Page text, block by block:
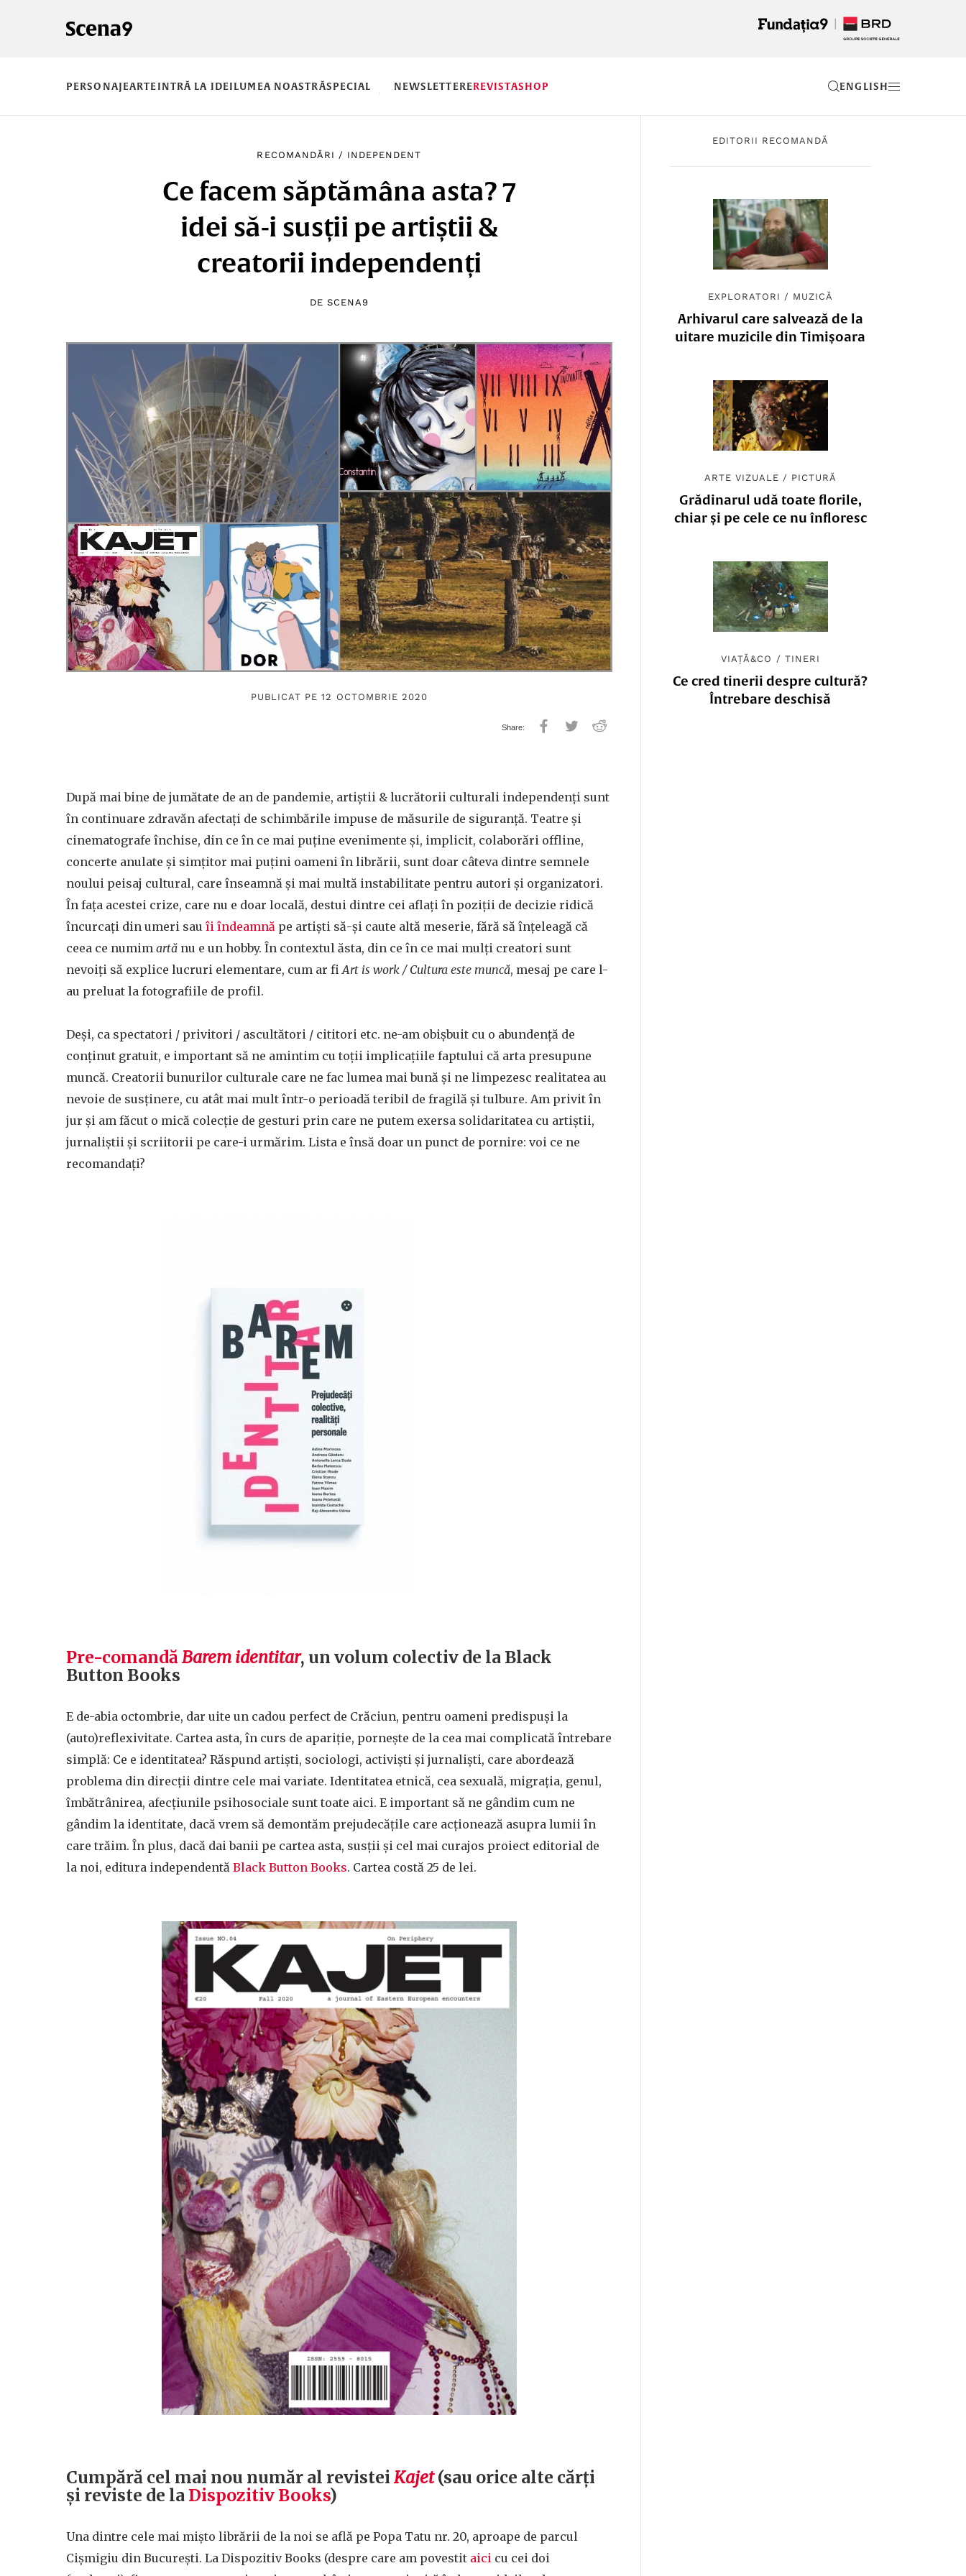
PERSONAJEARTEINTRĂ LA IDEILUMEA NOASTRĂSPECIAL NEWSLETTEREREVISTASHOP EN
RECOMANDĂRI / INDEPENDENT
Ce facem săptămâna asta? 7
idei să-i susții pe artiștii &
creatorii independenți
DE SCENA9
PUBLICAT PE 12 OCTOMBRIE 2020
După mai bine de jumătate de an de pandemie, artiștii & lucrătorii culturali independenți sunt
în continuare zdravăn afectați de schimbările impuse de măsurile de siguranță. Teatre și
cinematografe închise, din ce în ce mai puține evenimente și, implicit, colaborări offline,
concerte anulate și simțitor mai puțini oameni în librării, sunt doar câteva dintre semnele
noului peisaj cultural, care înseamnă și mai multă instabilitate pentru autori și organizatori.
În fața acestei crize, care nu e doar locală, destui dintre cei aflați în poziții de decizie ridică
încurcați din umeri sau îi îndeamnă pe artiști să-și caute altă meserie, fără să înțeleagă că
ceea ce numim artă nu e un hobby. În contextul ăsta, din ce în ce mai mulți creatori sunt
nevoiți să explice lucruri elementare, cum ar fi Art is work / Cultura este muncă, mesaj pe care l-
au preluat la fotografiile de profil.
Deși, ca spectatori / privitori / ascultători / cititori etc. ne-am obișbuit cu o abundență de
conținut gratuit, e important să ne amintim cu toții implicațiile faptului că arta presupune
muncă. Creatorii bunurilor culturale care ne fac lumea mai bună și ne limpezesc realitatea au
nevoie de susținere, cu atât mai mult într-o perioadă teribil de fragilă și tulbure. Am privit în
jur și am făcut o mică colecție de gesturi prin care ne putem exersa solidaritatea cu artiștii,
jurnaliștii și scriitorii pe care-i urmărim. Lista e însă doar un punct de pornire: voi ce ne
recomandați?
Pre-comandăBarem identitar, un volum colectiv de la Black
Button Books
E de-abia octombrie, dar uite un cadou perfect de Crăciun, pentru oameni predispuși la
(auto)reflexivitate. Cartea asta, în curs de apariție, pornește de la cea mai complicată întrebare
simplă: Ce e identitatea? Răspund artiști, sociologi, activiști și jurnaliști, care abordează
problema din direcții dintre cele mai variate. Identitatea etnică, cea sexuală, migrația, genul,
îmbătrânirea, afecțiunile psihosociale sunt toate aici. E important să ne gândim cum ne
gândim la identitate, dacă vrem să demontăm prejudecățile care acționează asupra lumii în
care trăim. În plus, dacă dai banii pe cartea asta, susții și cel mai curajos proiect editorial de
la noi, editura independentă Black Button Books. Cartea costă 25 de lei.
Cumpără cel mai nou număr al revistei Kajet (sau orice alte cărți
și reviste de la Dispozitiv Books)
Una dintre cele mai mișto librării de la noi se află pe Popa Tatu nr. 20, aproape de parcul
Cișmigiu din București. La Dispozitiv Books (despre care am povestit aici cu cei doi
EDITORII RECOMANDĂ
EXPLORATORI / MUZICĂ
Arhivarul care salvează de la
uitare muzicile din Timișoara
ARTE VIZUALE / PICTURĂ
Grădinarul udă toate florile,
chiar și pe cele ce nu înfloresc
VIAȚĂ&CO / TINERI
Ce cred tinerii despre cultură?
Întrebare deschisă